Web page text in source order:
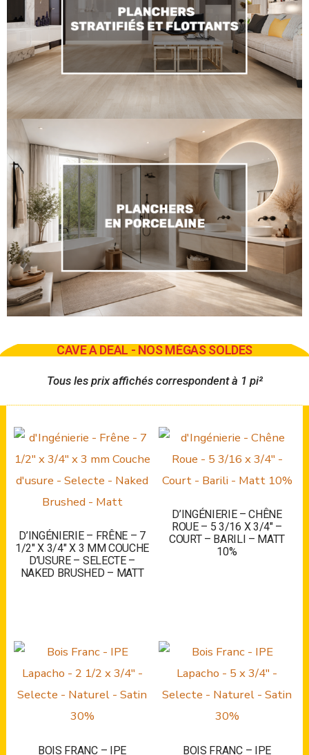
CAVE A DEAL - NOS MÉGAS SOLDES
Tous les prix affichés correspondent à 1 pi²
D’INGÉNIERIE – FRÊNE – 7
1/2″ X 3/4″ X 3 MM COUCHE
D’USURE – SELECTE –
NAKED BRUSHED – MATT
D’INGÉNIERIE – CHÊNE
ROUE – 5 3/16 X 3/4″ –
COURT – BARILI – MATT
10%
BOIS FRANC – IPE
BOIS FRANC – IPE